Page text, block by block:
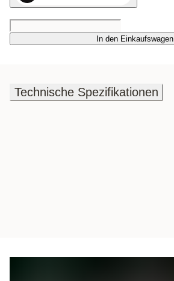
In den Einkaufswagen
In den Einkaufswagen
Technische Spezifikationen